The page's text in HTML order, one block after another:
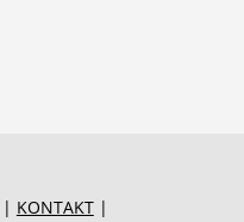
KONTAKT |